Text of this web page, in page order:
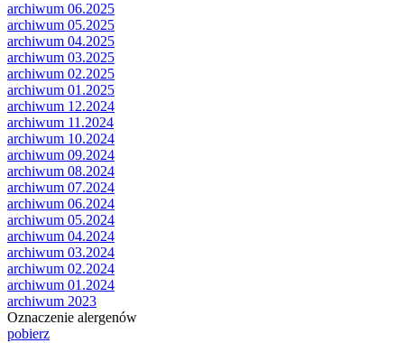
archiwum 06.2025
archiwum 05.2025
archiwum 04.2025
archiwum 03.2025
archiwum 02.2025
archiwum 01.2025
archiwum 12.2024
archiwum 11.2024
archiwum 10.2024
archiwum 09.2024
archiwum 08.2024
archiwum 07.2024
archiwum 06.2024
archiwum 05.2024
archiwum 04.2024
archiwum 03.2024
archiwum 02.2024
archiwum 01.2024
archiwum 2023
Oznaczenie alergenów
pobierz